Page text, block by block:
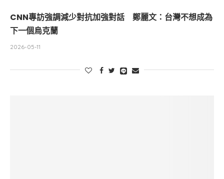
CNN專訪強調減少對抗加強對話 鄭麗文：台灣不想成為
下一個烏克蘭
2026-05-11